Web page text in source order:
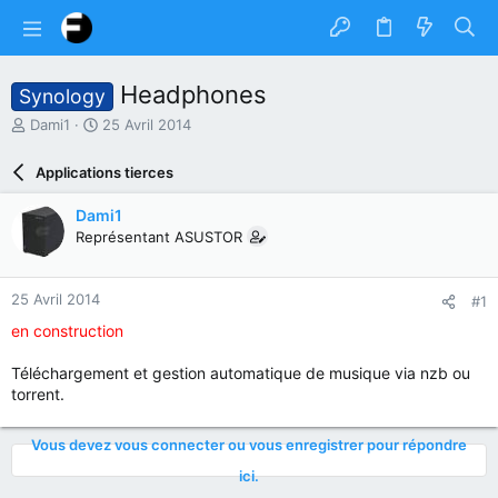
Synology Headphones
A
e
s
u
t
Dami1
D
e
e
d
b
t
25 Avril 2014
Applications tierces
Dami1
Représentant ASUSTOR
25 Avril 2014 #1
en construction
Téléchargement et gestion automatique de musique via nzb ou
torrent.
Vous devez vous connecter ou vous enregistrer pour répondre
ici.